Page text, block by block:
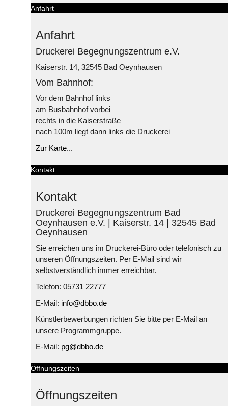
Anfahrt
Anfahrt
Druckerei Begegnungszentrum e.V.
Kaiserstr. 14, 32545 Bad Oeynhausen
Vom Bahnhof:
Vor dem Bahnhof links
am Busbahnhof vorbei
rechts in die Kaiserstraße
nach 100m liegt dann links die Druckerei
Zur Karte...
Kontakt
Kontakt
Druckerei Begegnungszentrum Bad
Oeynhausen e.V. | Kaiserstr. 14 | 32545 Bad
Oeynhausen
Sie erreichen uns im Druckerei-Büro oder telefonisch zu
unseren Öffnungszeiten. Per E-Mail sind wir
selbstverständlich immer erreichbar.
Telefon: 05731 22777
E-Mail: info@dbbo.de
Künstlerbewerbungen richten Sie bitte per E-Mail an
unsere Programmgruppe.
E-Mail: pg@dbbo.de
Öffnungszeiten
Öffnungszeiten